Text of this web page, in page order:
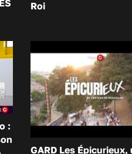
Roi
:
GARD Les Épicurieux,